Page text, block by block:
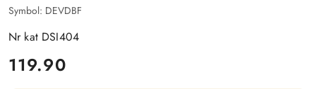
Symbol: DEVDBF
Nr kat DSI404
cena:
119.90